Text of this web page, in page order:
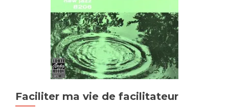
Faciliter ma vie de facilitateur